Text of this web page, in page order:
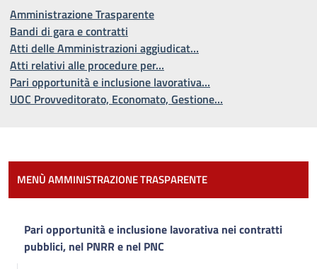
Amministrazione Trasparente
Bandi di gara e contratti
Atti delle Amministrazioni aggiudicat…
Atti relativi alle procedure per…
Pari opportunità e inclusione lavorativa…
UOC Provveditorato, Economato, Gestione…
MENÙ AMMINISTRAZIONE TRASPARENTE
Pari opportunità e inclusione lavorativa nei contratti
pubblici, nel PNRR e nel PNC